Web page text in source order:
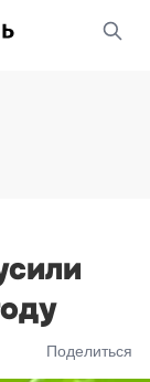
Поделиться